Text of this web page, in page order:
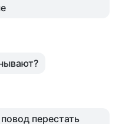
перестать